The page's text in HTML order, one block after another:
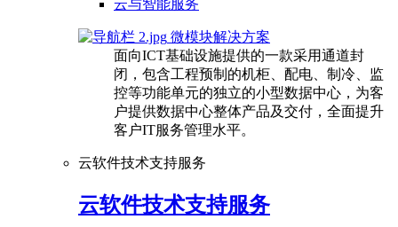
云与智能服务
微模块解决方案
面向ICT基础设施提供的一款采用通道封
闭，包含工程预制的机柜、配电、制冷、监
控等功能单元的独立的小型数据中心，为客
户提供数据中心整体产品及交付，全面提升
客户IT服务管理水平。
云软件技术支持服务
云软件技术支持服务